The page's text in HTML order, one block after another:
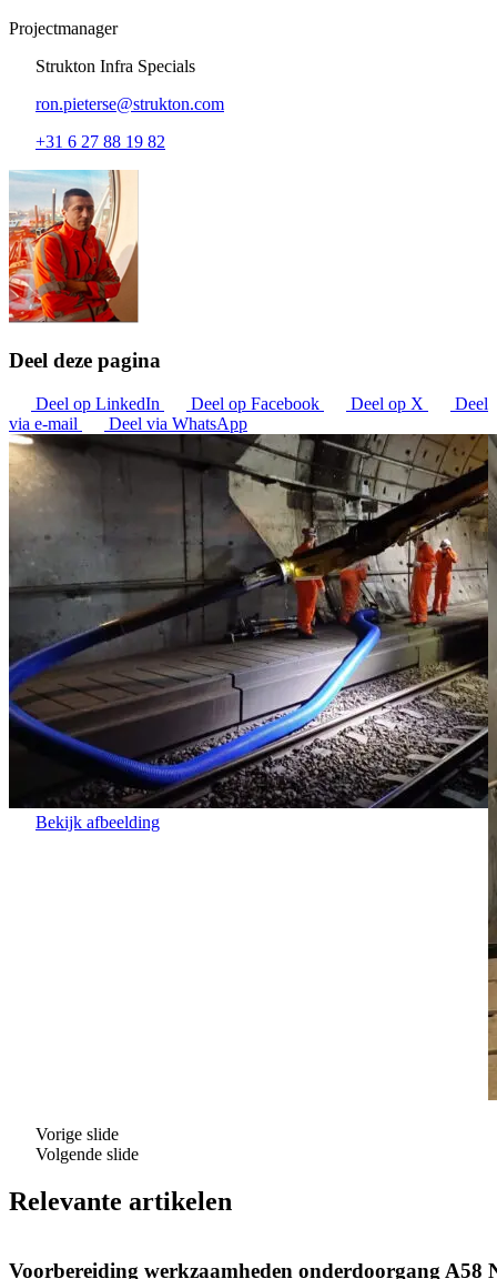
Projectmanager
Strukton Infra Specials
ron.pieterse@strukton.com
+31 6 27 88 19 82
Deel deze pagina
Deel op LinkedIn Deel op Facebook Deel op X
Deel
via e-mail
Deel via WhatsApp
Bekijk afbeelding
Vorige slide
Volgende slide
Relevante artikelen
Voorbereiding werkzaamheden onderdoorgang A58